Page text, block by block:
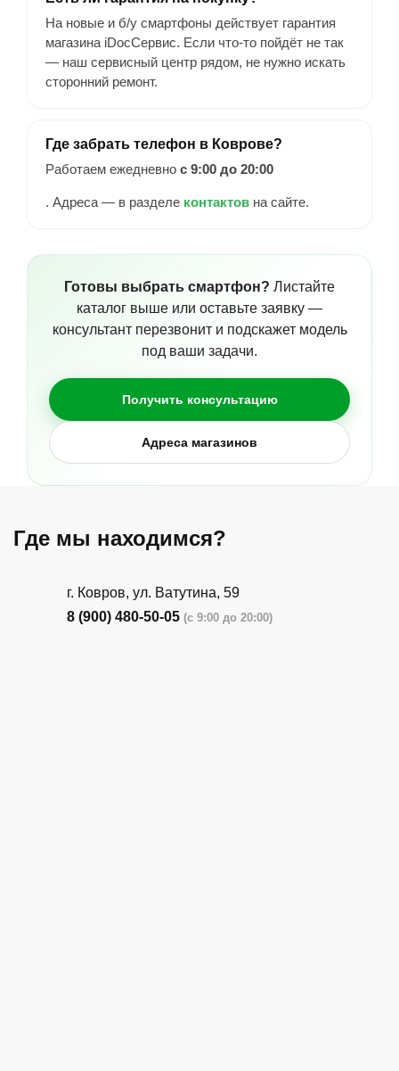
На новые и б/у смартфоны действует гарантия
магазина iDocСервис. Если что-то пойдёт не так
— наш сервисный центр рядом, не нужно искать
сторонний ремонт.
Где забрать телефон в Коврове?
Работаем ежедневно с 9:00 до 20:00
. Адреса — в разделе контактов на сайте.
Готовы выбрать смартфон? Листайте
каталог выше или оставьте заявку —
консультант перезвонит и подскажет модель
под ваши задачи.
Получить консультацию
Адреса магазинов
Где мы находимся?
г. Ковров, ул. Ватутина, 59
8 (900) 480-50-05 (с 9:00 до 20:00)